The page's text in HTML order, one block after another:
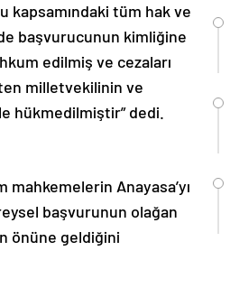
kapsamındaki tüm hak ve
başvurucunun kimliğine
edilmiş ve cezaları
milletvekilinin ve
hükmedilmiştir” dedi.
Anayasa’yı
başvurunun olağan
önüne geldiğini